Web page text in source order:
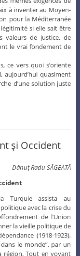
à inventer au Moyen-
pour la Méditerranée
légitimité si elle sait être
valeurs de justice, de
le vrai fondement de
ce vers quoi s’oriente
aujourd’hui quasiment
d’une solution juste
şi Occident
Dănuţ Radu SĂGEATĂ
Turquie assista au
avec la crise du
de l’Union
la vieille politique de
(1918-1923),
le monde”, par un
région. Tout en voyant